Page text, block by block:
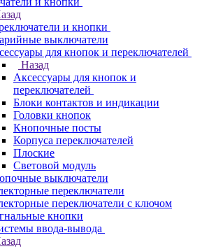
и кнопки
выключатели
для кнопок и переключателей
Назад
Аксессуары для кнопок и
переключателей
Блоки контактов и индикации
Головки кнопок
Кнопочные посты
Корпуса переключателей
Плоские
Световой модуль
выключатели
переключатели
переключатели с ключом
кнопки
ввода-вывода